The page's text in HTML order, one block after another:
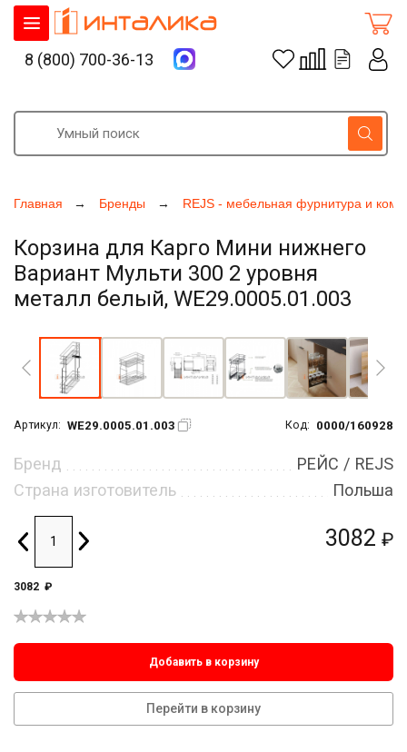
Главная Бренды REJS - мебельная фурнитура и
Корзина для Карго Мини нижнего
Вариант Мульти 300 2 уровня
металл белый, WE29.0005.01.003
Артикул: WE29.0005.01.003 Код: 0000/160928
3082 ₽
Бренд
РЕЙС / REJS
Страна изготовитель
Польша
3082 ₽
Добавить в корзину
Перейти в корзину
8 (800) 700-36-13